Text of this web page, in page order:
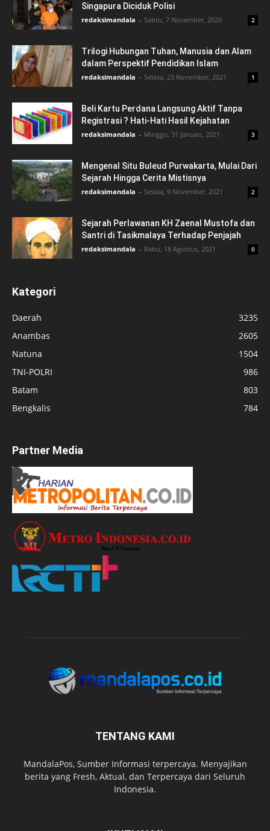
Singapura Diciduk Polisi
redaksimandala - Sabtu, 7 November, 2020 2
Trilogi Hubungan Tuhan, Manusia dan Alam
dalam Perspektif Pendidikan Islam
redaksimandala - Selasa, 23 November, 2021 1
Beli Kartu Perdana Langsung Aktif Tanpa
Registrasi ? Hati-Hati Hasil Kejahatan
redaksimandala - Minggu, 31 Januari, 2021 3
Mengenal Situ Buleud Purwakarta, Mulai Dari
Sejarah Hingga Cerita Mistisnya
redaksimandala - Selasa, 9 November, 2021 2
Sejarah Perlawanan KH Zaenal Mustofa dan
Santri di Tasikmalaya Terhadap Penjajah
redaksimandala - Rabu, 18 Agustus, 2021 0
Kategori
Daerah
3235
Anambas
2605
Natuna
1504
TNI-POLRI
986
Batam
803
Bengkalis
784
Partner Media
TENTANG KAMI
MandalaPos, Sumber Informasi terpercaya. Menyajikan
berita yang Fresh, Aktual, dan Terpercaya dari Seluruh
Indonesia.